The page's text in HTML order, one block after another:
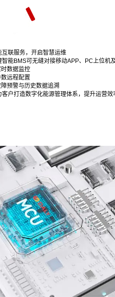
互联服务，开启智慧运维
智能BMS可无缝对接移动APP、PC上位机
时数据监控
数远程配置
障预警与历史数据追溯
客户打造数字化能源管理体系，提升运营效